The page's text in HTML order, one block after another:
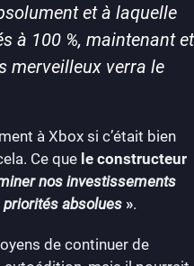
et à laquelle
à 100 %, maintenant et
merveilleux verra le
à Xbox si c’était bien
Ce que le constructeur
nos investissements
absolues ».
de continuer de